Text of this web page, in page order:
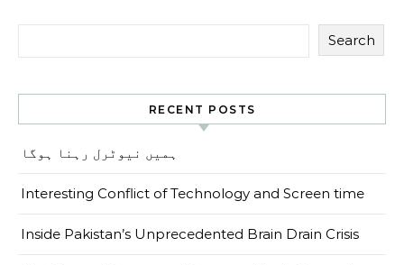
Search
RECENT POSTS
ہمیں نیوٹرل رہنا ہوگا
Interesting Conflict of Technology and Screen time
Inside Pakistan’s Unprecedented Brain Drain Crisis